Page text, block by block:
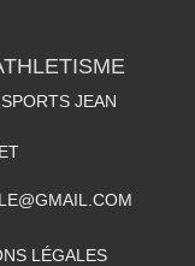
JEAN
LÉGALES